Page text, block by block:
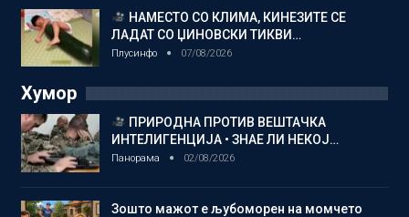
НАМЕСТО СО КЛИМА, КИНЕЗИТЕ СЕ
ЛАДАТ СО ЏИНОВСКИ ТИКВИ…
Плусинфо 07/08/2026
Хумор
ПРИРОДНА ПРОТИВ ВЕШТАЧКА
ИНТЕЛИГЕНЦИЈА • ЗНАЕ ЛИ НЕКОЈ…
Панорама 02/08/2026
Зошто мажот е љубоморен на момчето